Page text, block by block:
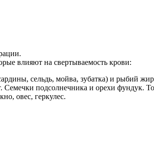
влияют на свертываемость крови:
сельдь, мойва, зубатка) и рыбий
Семечки подсолнечника и орехи
овес, геркулес.